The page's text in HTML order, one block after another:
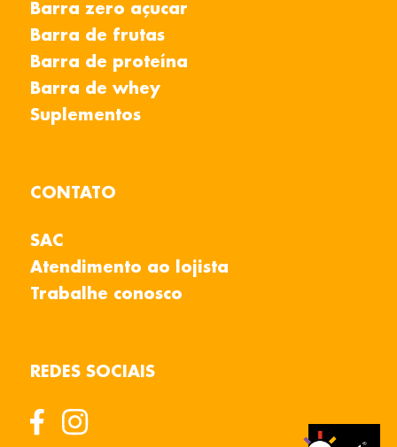
Barra zero açucar
Barra de frutas
Barra de proteína
Barra de whey
Suplementos
CONTATO
SAC
Atendimento ao lojista
Trabalhe conosco
REDES SOCIAIS